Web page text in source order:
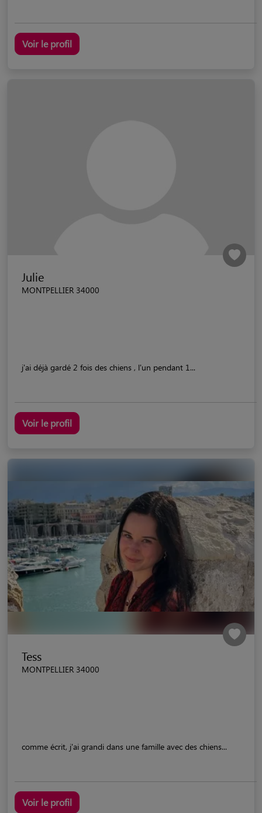
Voir le profil
Julie
MONTPELLIER 34000
j'ai déjà gardé 2 fois des chiens , l'un pendant 1...
Voir le profil
Tess
MONTPELLIER 34000
comme écrit, j'ai grandi dans une famille avec des chiens...
Voir le profil